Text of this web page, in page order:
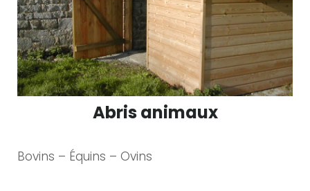
Abris animaux
Bovins – Équins – Ovins